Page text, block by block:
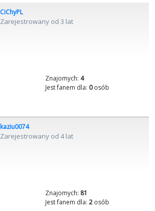
CiChyPL
Zarejestrowany od 3 lat
Znajomych: 4
Jest fanem dla: 0osób
kaziu0074
Zarejestrowany od 4 lat
Znajomych: 81
Jest fanem dla: 2 osób